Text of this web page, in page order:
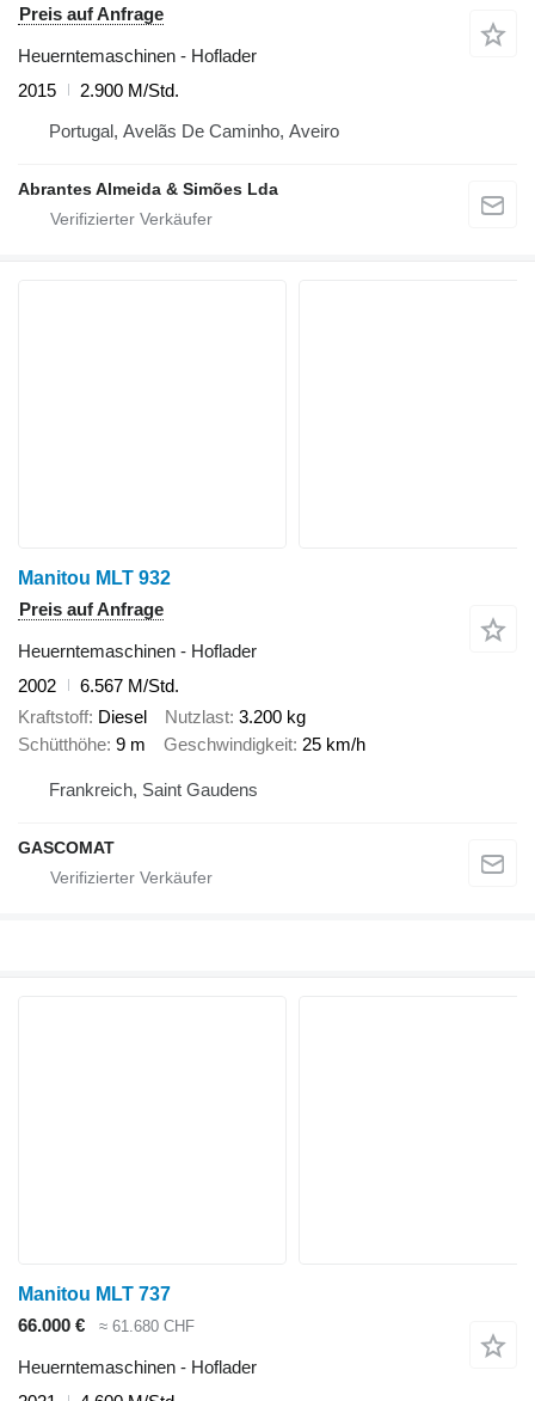
Preis auf Anfrage
Heuerntemaschinen - Hoflader
2015
2.900 M/Std.
Portugal, Avelãs De Caminho, Aveiro
Abrantes Almeida & Simões Lda
Manitou MLT 932
Preis auf Anfrage
Heuerntemaschinen - Hoflader
2002
6.567 M/Std.
Kraftstoff Diesel Nutzlast 3.200 kg
Schütthöhe 9 m Geschwindigkeit 25 km/h
Frankreich, Saint Gaudens
GASCOMAT
Manitou MLT 737
66.000 €
≈ 61.680 CHF
Heuerntemaschinen - Hoflader